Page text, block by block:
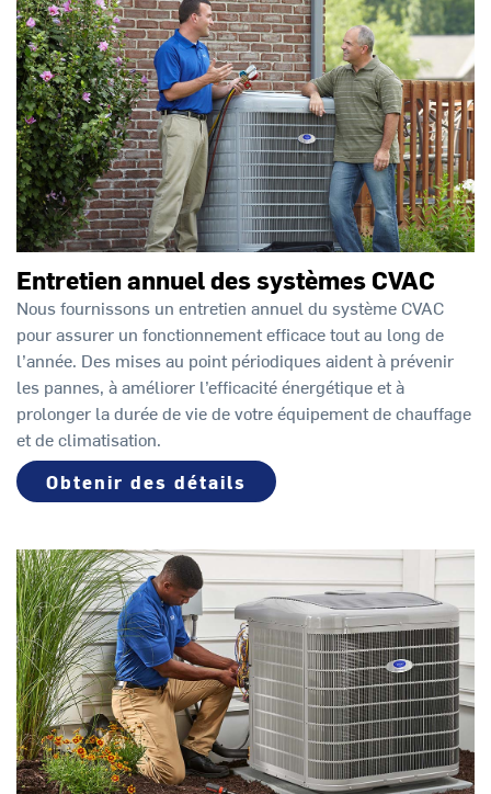
Entretien annuel des systèmes CVAC
Nous fournissons un entretien annuel du système CVAC
pour assurer un fonctionnement efficace tout au long de
l’année. Des mises au point périodiques aident à prévenir
les pannes, à améliorer l’efficacité énergétique et à
prolonger la durée de vie de votre équipement de chauffage
et de climatisation.
Obtenir des détails